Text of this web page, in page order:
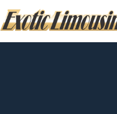
to
content